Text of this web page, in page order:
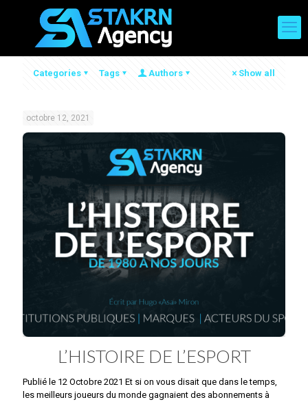
Categories Tags Authors Show all
octobre 12, 2021
L’HISTOIRE DE L’ESPORT
Publié le 12 Octobre 2021 Et si on vous disait que dans le temps,
les meilleurs joueurs du monde gagnaient des abonnements à